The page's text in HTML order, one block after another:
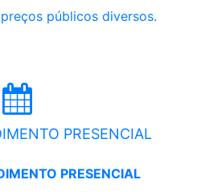
públicos diversos.
PRESENCIAL
PRESENCIAL